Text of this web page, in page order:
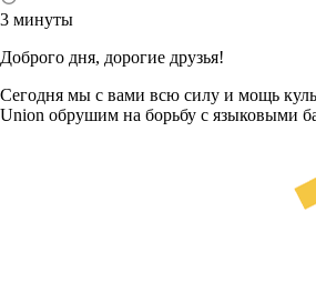
3 минуты
Доброго дня, дорогие друзья!
Сегодня мы с вами всю силу и мощь
Union обрушим на борьбу с языковыми